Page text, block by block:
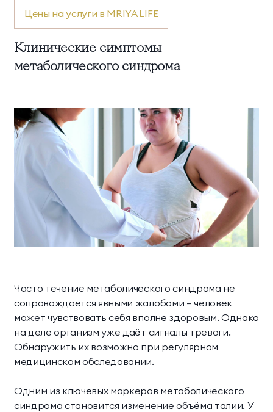
Цены на услуги в MRIYA LIFE
Клинические симптомы
метаболического синдрома
Часто течение метаболического синдрома не
сопровождается явными жалобами — человек
может чувствовать себя вполне здоровым. Однако
на деле организм уже даёт сигналы тревоги.
Обнаружить их возможно при регулярном
медицинском обследовании.
Одним из ключевых маркеров метаболического
синдрома становится изменение объёма талии. У
Президентские